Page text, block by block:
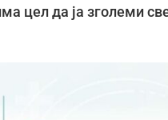
цел да ја зголеми